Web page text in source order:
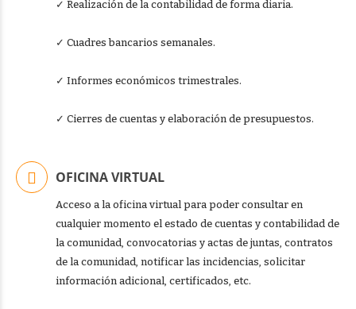
✓ Realización de la contabilidad de forma diaria.
✓ Cuadres bancarios semanales.
✓ Informes económicos trimestrales.
✓ Cierres de cuentas y elaboración de presupuestos.
OFICINA VIRTUAL
Acceso a la oficina virtual para poder consultar en
cualquier momento el estado de cuentas y contabilidad de
la comunidad, convocatorias y actas de juntas, contratos
de la comunidad, notificar las incidencias, solicitar
información adicional, certificados, etc.